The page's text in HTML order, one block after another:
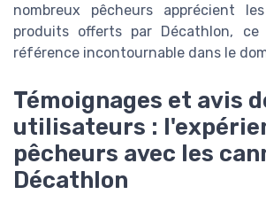
nombreux pêcheurs apprécient
produits offerts par Décathlon,
référence incontournable dans le
Témoignages et avis
utilisateurs :
pêcheurs avec les
Décathlon